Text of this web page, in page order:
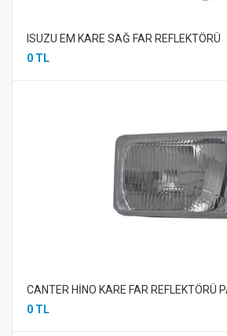
ISUZU EM KARE SAĞ FAR REFLEKTÖRÜ
0 TL
CANTER HİNO KARE FAR REFLEKTÖRÜ
0 TL